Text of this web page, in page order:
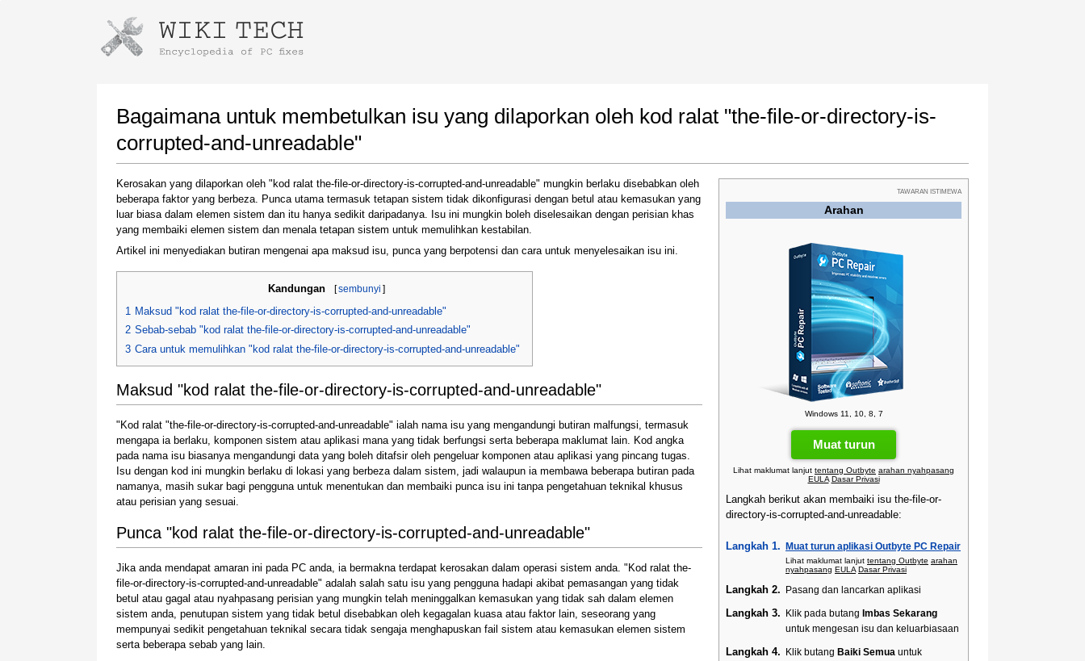
Bagaimana untuk membetulkan isu yang dilaporkan oleh kod ralat "the-file-or-directory-is-
corrupted-and-unreadable"
TAWARAN ISTIMEWA
Arahan
Windows 11, 10, 8, 7
Muat turun
Lihat maklumat lanjut tentang Outbyte arahan nyahpasang
EULA Dasar Privasi
Langkah berikut akan membaiki isu the-file-or-
directory-is-corrupted-and-unreadable:
Langkah 1. Muat turun aplikasi Outbyte PC Repair
Lihat maklumat lanjut tentang Outbyte arahan
nyahpasang EULA Dasar Privasi
Langkah 2. Pasang dan lancarkan aplikasi
Langkah 3. Klik pada butang Imbas Sekarang
untuk mengesan isu dan keluarbiasaan
Langkah 4. Klik butang Baiki Semua untuk
Kerosakan yang dilaporkan oleh "kod ralat the-file-or-directory-is-corrupted-and-unreadable" mungkin berlaku disebabkan oleh
beberapa faktor yang berbeza. Punca utama termasuk tetapan sistem tidak dikonfigurasi dengan betul atau kemasukan yang
luar biasa dalam elemen sistem dan itu hanya sedikit daripadanya. Isu ini mungkin boleh diselesaikan dengan perisian khas
yang membaiki elemen sistem dan menala tetapan sistem untuk memulihkan kestabilan.
Artikel ini menyediakan butiran mengenai apa maksud isu, punca yang berpotensi dan cara untuk menyelesaikan isu ini.
Kandungan [sembunyi ]
1 Maksud "kod ralat the-file-or-directory-is-corrupted-and-unreadable"
2 Sebab-sebab "kod ralat the-file-or-directory-is-corrupted-and-unreadable"
3 Cara untuk memulihkan "kod ralat the-file-or-directory-is-corrupted-and-unreadable"
Maksud "kod ralat the-file-or-directory-is-corrupted-and-unreadable"
"Kod ralat "the-file-or-directory-is-corrupted-and-unreadable" ialah nama isu yang mengandungi butiran malfungsi, termasuk
mengapa ia berlaku, komponen sistem atau aplikasi mana yang tidak berfungsi serta beberapa maklumat lain. Kod angka
pada nama isu biasanya mengandungi data yang boleh ditafsir oleh pengeluar komponen atau aplikasi yang pincang tugas.
Isu dengan kod ini mungkin berlaku di lokasi yang berbeza dalam sistem, jadi walaupun ia membawa beberapa butiran pada
namanya, masih sukar bagi pengguna untuk menentukan dan membaiki punca isu ini tanpa pengetahuan teknikal khusus
atau perisian yang sesuai.
Punca "kod ralat the-file-or-directory-is-corrupted-and-unreadable"
Jika anda mendapat amaran ini pada PC anda, ia bermakna terdapat kerosakan dalam operasi sistem anda. "Kod ralat the-
file-or-directory-is-corrupted-and-unreadable" adalah salah satu isu yang pengguna hadapi akibat pemasangan yang tidak
betul atau gagal atau nyahpasang perisian yang mungkin telah meninggalkan kemasukan yang tidak sah dalam elemen
sistem anda, penutupan sistem yang tidak betul disebabkan oleh kegagalan kuasa atau faktor lain, seseorang yang
mempunyai sedikit pengetahuan teknikal secara tidak sengaja menghapuskan fail sistem atau kemasukan elemen sistem
serta beberapa sebab yang lain.
Instructions for downloading using Google Chrome